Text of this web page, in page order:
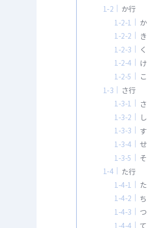
か行
か
き
く
け
こ
さ行
さ
し
す
せ
そ
た行
た
ち
つ
て